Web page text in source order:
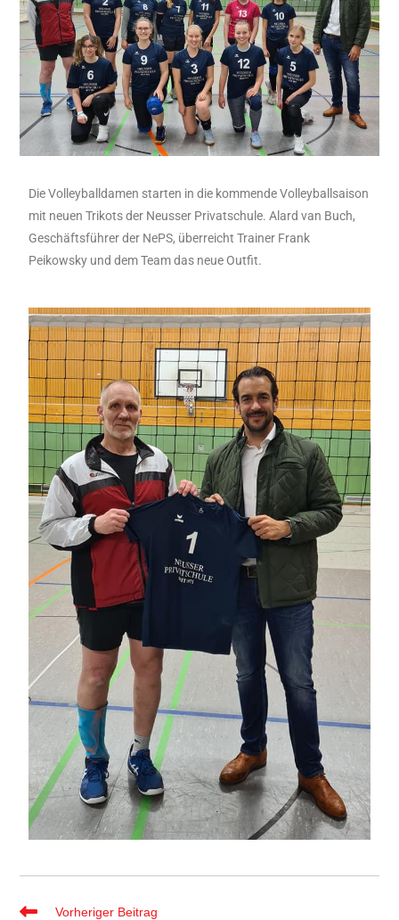
Die Volleyballdamen starten in die kommende Volleyballsaison
mit neuen Trikots der Neusser Privatschule. Alard van Buch,
Geschäftsführer der NePS, überreicht Trainer Frank
Peikowsky und dem Team das neue Outfit.
Vorheriger Beitrag